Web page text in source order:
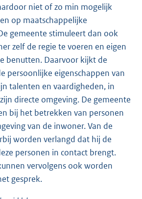
niet of zo min mogelijk
op maatschappelijke
gemeente stimuleert dan ook
zelf de regie te voeren en eigen
benutten. Daarvoor kijkt de
persoonlijke eigenschappen van
talenten en vaardigheden, in
directe omgeving. De gemeente
bij het betrekken van personen
van de inwoner. Van de
worden verlangd dat hij de
personen in contact brengt.
vervolgens ook worden
gesprek.